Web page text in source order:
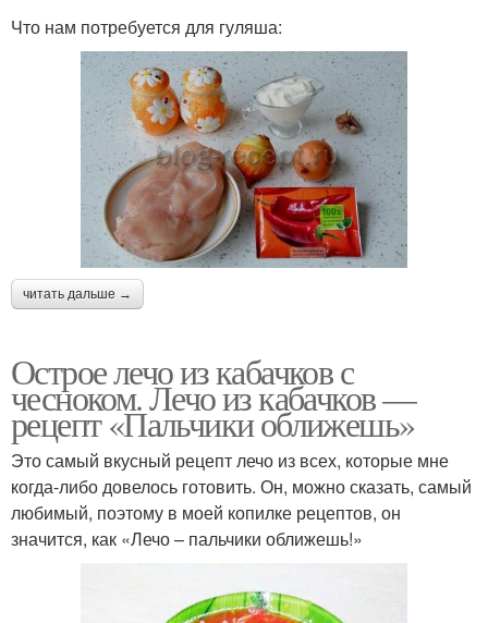
Что нам потребуется для гуляша:
читать дальше →
Острое лечо из кабачков с
чесноком. Лечо из кабачков —
рецепт «Пальчики оближешь»
Это самый вкусный рецепт лечо из всех, которые мне
когда-либо довелось готовить. Он, можно сказать, самый
любимый, поэтому в моей копилке рецептов, он
значится, как «Лечо – пальчики оближешь!»